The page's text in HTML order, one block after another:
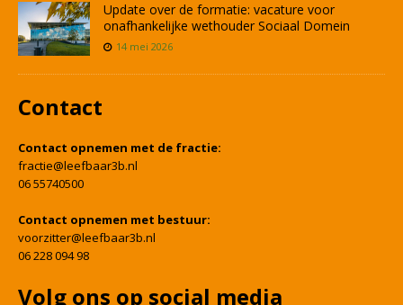
Update over de formatie: vacature voor
onafhankelijke wethouder Sociaal Domein
14 mei 2026
Contact
Contact opnemen met de fractie:
fractie@leefbaar3b.nl
06 55740500
Contact opnemen met bestuur:
voorzitter@leefbaar3b.nl
06 228 094 98
Volg ons op social media